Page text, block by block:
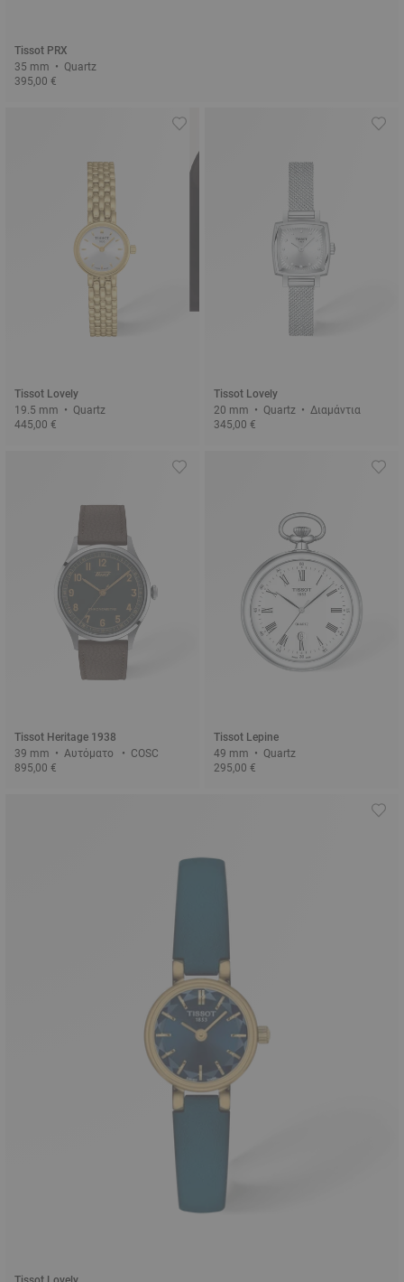
Tissot PRX
35 mm • Quartz
395,00 €
Tissot Lovely
19.5 mm • Quartz
445,00 €
Tissot Lovely
20 mm • Quartz • Διαμάντια
345,00 €
Tissot Heritage 1938
39 mm • Αυτόματο • COSC
895,00 €
Tissot Lepine
49 mm • Quartz
295,00 €